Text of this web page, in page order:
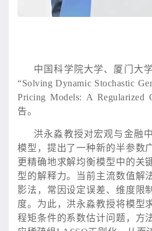
中国科学院大学、厦门大
“Solving Dynamic Stochastic
Pricing Models: A Regularized
告。
洪永淼教授对宏观与金融
模型，提出了一种新的半参数
更精确地求解均衡模型中的关
型的解释力。当前主流数值解
影法，常因设定误差、维度限
度。为此，洪永淼教授将模型
程矩条件的系数估计问题，方